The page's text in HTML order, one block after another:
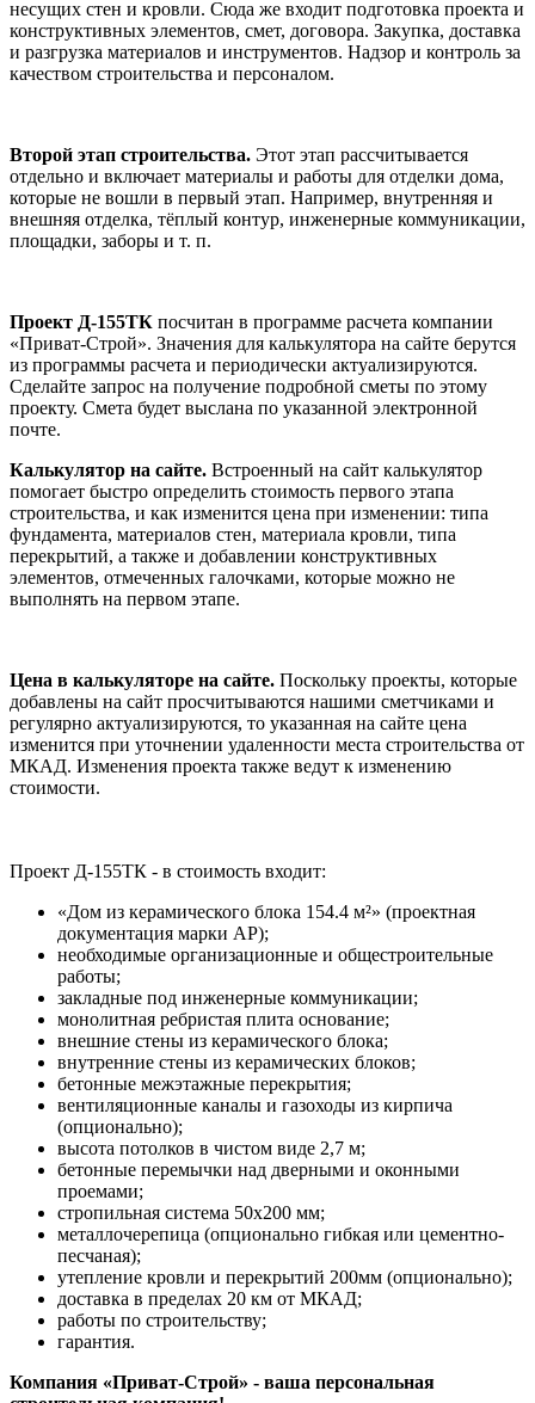
несущих стен и кровли. Сюда же входит подготовка проекта и
конструктивных элементов, смет, договора. Закупка, доставка
и разгрузка материалов и инструментов. Надзор и контроль за
качеством строительства и персоналом.
Второй этап строительства. Этот этап рассчитывается
отдельно и включает материалы и работы для отделки дома,
которые не вошли в первый этап. Например, внутренняя и
внешняя отделка, тёплый контур, инженерные коммуникации,
площадки, заборы и т. п.
Проект Д-155ТК посчитан в программе расчета компании
«Приват-Строй». Значения для калькулятора на сайте берутся
из программы расчета и периодически актуализируются.
Сделайте запрос на получение подробной сметы по этому
проекту. Смета будет выслана по указанной электронной
почте.
Калькулятор на сайте. Встроенный на сайт калькулятор
помогает быстро определить стоимость первого этапа
строительства, и как изменится цена при изменении: типа
фундамента, материалов стен, материала кровли, типа
перекрытий, а также и добавлении конструктивных
элементов, отмеченных галочками, которые можно не
выполнять на первом этапе.
Цена в калькуляторе на сайте. Поскольку проекты, которые
добавлены на сайт просчитываются нашими сметчиками и
регулярно актуализируются, то указанная на сайте цена
изменится при уточнении удаленности места строительства от
МКАД. Изменения проекта также ведут к изменению
стоимости.
Проект Д-155ТК - в стоимость входит:
«Дом из керамического блока 154.4 м²» (проектная
документация марки АР);
необходимые организационные и общестроительные
работы;
закладные под инженерные коммуникации;
монолитная ребристая плита основание;
внешние стены из керамического блока;
внутренние стены из керамических блоков;
бетонные межэтажные перекрытия;
вентиляционные каналы и газоходы из кирпича
(опционально);
высота потолков в чистом виде 2,7 м;
бетонные перемычки над дверными и оконными
проемами;
стропильная система 50х200 мм;
металлочерепица (опционально гибкая или цементно-
песчаная);
утепление кровли и перекрытий 200мм (опционально);
доставка в пределах 20 км от МКАД;
работы по строительству;
гарантия.
Компания «Приват-Строй» - ваша персональная